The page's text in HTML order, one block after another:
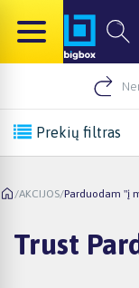
Prekių filtras
/AKCIJOS/Parduodam "į
Trust